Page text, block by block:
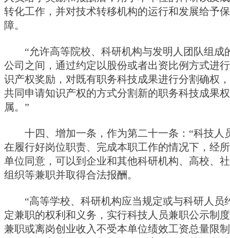
转化工作，并对技术转移机构的运行和发展给予保
障。
“允许高等院校、科研机构与发明人团队组成
公司之间，通过约定以股份或者出资比例方式进
识产权奖励，对既有职务科技成果进行分割确权
共同申请知识产权的方式分割新的职务科技成果权
属。”
十四、增加一条，作为第二十一条：“科技人
在履行好岗位职责、完成本职工作的情况下，经
单位同意，可以到企业和其他科研机构、高校、
组织等兼职并取得合法报酬。
“高等学校、科研机构应当规定或与科研人员
定兼职的权利和义务，实行科技人员兼职公示制
兼职或离岗创业收入不受本单位绩效工资总量限